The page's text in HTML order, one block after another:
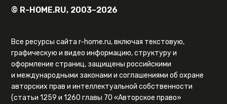
© R-HOME.RU, 2003–2026
Все ресурсы сайта r-home.ru, включая текстовую,
графическую и видео информацию, структуру и
оформление страниц, защищены российскими
и международными законами и соглашениями об охране
авторских прав и интеллектуальной собственности
(статьи 1259 и 1260 главы 70 «Авторское право»